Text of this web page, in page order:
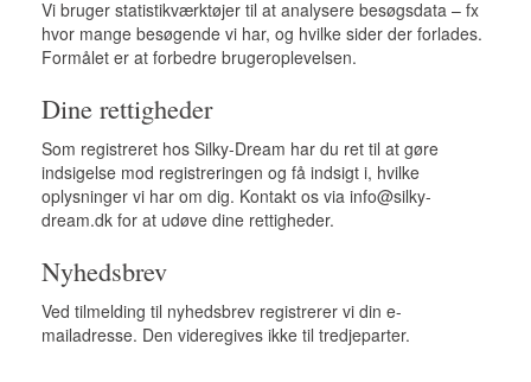
Vi bruger statistikværktøjer til at analysere besøgsdata – fx
hvor mange besøgende vi har, og hvilke sider der forlades.
Formålet er at forbedre brugeroplevelsen.
Dine rettigheder
Som registreret hos Silky-Dream har du ret til at gøre
indsigelse mod registreringen og få indsigt i, hvilke
oplysninger vi har om dig. Kontakt os via info@silky-
dream.dk for at udøve dine rettigheder.
Nyhedsbrev
Ved tilmelding til nyhedsbrev registrerer vi din e-
mailadresse. Den videregives ikke til tredjeparter.